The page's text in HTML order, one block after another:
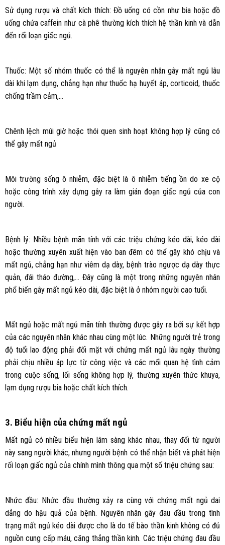
Sử dụng rượu và chất kích thích: Đồ uống có cồn như bia hoặc đồ
uống chứa caffein như cà phê thường kích thích hệ thần kinh và dẫn
đến rối loạn giấc ngủ.
Thuốc: Một số nhóm thuốc có thể là nguyên nhân gây mất ngủ lâu
dài khi lạm dụng, chẳng hạn như thuốc hạ huyết áp, corticoid, thuốc
chống trầm cảm,…
Chênh lệch múi giờ hoặc thói quen sinh hoạt không hợp lý cũng có
thể gây mất ngủ
Môi trường sống ô nhiễm, đặc biệt là ô nhiễm tiếng ồn do xe cộ
hoặc công trình xây dựng gây ra làm gián đoạn giấc ngủ của con
người.
Bệnh lý: Nhiều bệnh mãn tính với các triệu chứng kéo dài, kéo dài
hoặc thường xuyên xuất hiện vào ban đêm có thể gây khó chịu và
mất ngủ, chẳng hạn như viêm dạ dày, bệnh trào ngược dạ dày thực
quản, đái tháo đường,… Đây cũng là một trong những nguyên nhân
phổ biến gây mất ngủ kéo dài, đặc biệt là ở nhóm người cao tuổi.
Mất ngủ hoặc mất ngủ mãn tính thường được gây ra bởi sự kết hợp
của các nguyên nhân khác nhau cùng một lúc. Những người trẻ trong
độ tuổi lao động phải đối mặt với chứng mất ngủ lâu ngày thường
phải chịu nhiều áp lực từ công việc và các mối quan hệ tình cảm
trong cuộc sống, lối sống không hợp lý, thường xuyên thức khuya,
lạm dụng rượu bia hoặc chất kích thích.
3. Biểu hiện của chứng mất ngủ
Mất ngủ có nhiều biểu hiện lâm sàng khác nhau, thay đổi từ người
này sang người khác, nhưng người bệnh có thể nhận biết và phát hiện
rối loạn giấc ngủ của chính mình thông qua một số triệu chứng sau:
Nhức đầu: Nhức đầu thường xảy ra cùng với chứng mất ngủ dai
dẳng do hậu quả của bệnh. Nguyên nhân gây đau đầu trong tình
trạng mất ngủ kéo dài được cho là do tế bào thần kinh không có đủ
nguồn cung cấp máu, căng thẳng thần kinh. Các triệu chứng đau đầu